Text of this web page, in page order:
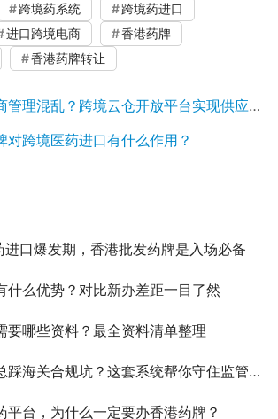
跨境药系统
跨境药进口
进口跨境电商
香港药牌
香港药牌转让
理混乱？跨境云仓开放平台实现供应链高效协同
对跨境医药进口有什么作用？
口爆发期，香港批发药牌是入场必备
什么优势？对比新办差距一目了然
要哪些资料？最全资料清单整理
海关合规坑？这套系统帮你守住监管红线
平台，为什么一定要办香港药牌？